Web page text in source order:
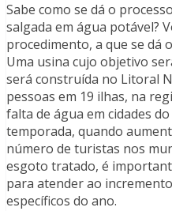
Sabe como se dá o
salgada em água potável?
procedimento, a que se dá
Uma usina cujo objetivo
será construída no Litoral
pessoas em 19 ilhas, na
falta de água em cidades
temporada, quando
número de turistas nos
esgoto tratado, é
para atender ao
específicos do ano.